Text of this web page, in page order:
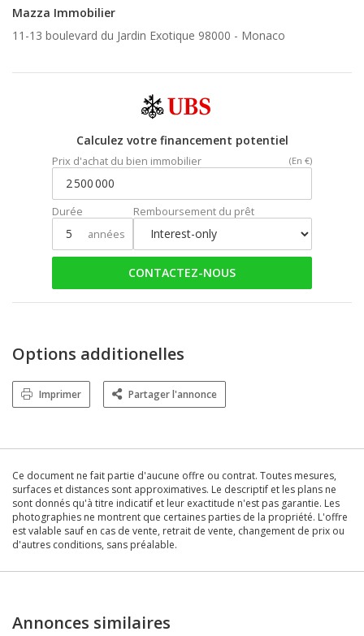
Mazza Immobilier
11-13 boulevard du Jardin Exotique 98000 - Monaco
Calculez votre financement potentiel
Prix d'achat du bien immobilier (En €)
Durée
années
Remboursement du prêt
CONTACTEZ-NOUS
Options additionelles
Imprimer Partager l'annonce
Ce document ne fait partie d'aucune offre ou contrat. Toutes mesures,
surfaces et distances sont approximatives. Le descriptif et les plans ne
sont donnés qu'à titre indicatif et leur exactitude n'est pas garantie. Les
photographies ne montrent que certaines parties de la propriété. L'offre
est valable sauf en cas de vente, retrait de vente, changement de prix ou
d'autres conditions, sans préalable.
Annonces similaires